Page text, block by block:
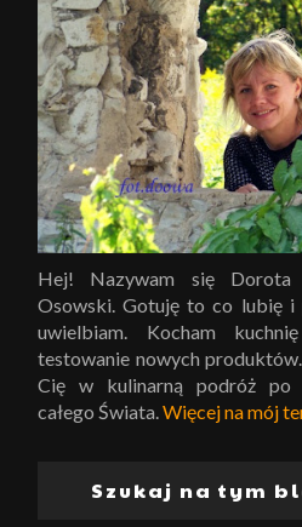
Hej! Nazywam się Dorota
Osowski. Gotuję to co lubię i
uwielbiam. Kocham
testowanie nowych
Cię w kulinarną podróż po
całego Świata.Więcej na mój
Szukaj na tym